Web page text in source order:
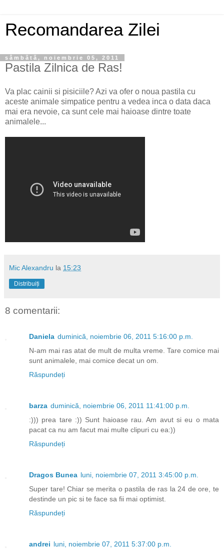
Recomandarea Zilei
sâmbătă, noiembrie 05, 2011
Pastila Zilnica de Ras!
Va plac cainii si pisiciile? Azi va ofer o noua pastila cu
aceste animale simpatice pentru a vedea inca o data daca
mai era nevoie, ca sunt cele mai haioase dintre toate
animalele...
Mic Alexandru la 15:23
Distribuiți
8 comentarii:
Daniela duminică, noiembrie 06, 2011 5:16:00 p.m.
N-am mai ras atat de mult de multa vreme. Tare comice mai
sunt animalele, mai comice decat un om.
Răspundeți
barza duminică, noiembrie 06, 2011 11:41:00 p.m.
:))) prea tare :)) Sunt haioase rau. Am avut si eu o mata
pacat ca nu am facut mai multe clipuri cu ea:))
Răspundeți
Dragos Bunea luni, noiembrie 07, 2011 3:45:00 p.m.
Super tare! Chiar se merita o pastila de ras la 24 de ore, te
destinde un pic si te face sa fii mai optimist.
Răspundeți
andrei luni, noiembrie 07, 2011 5:37:00 p.m.